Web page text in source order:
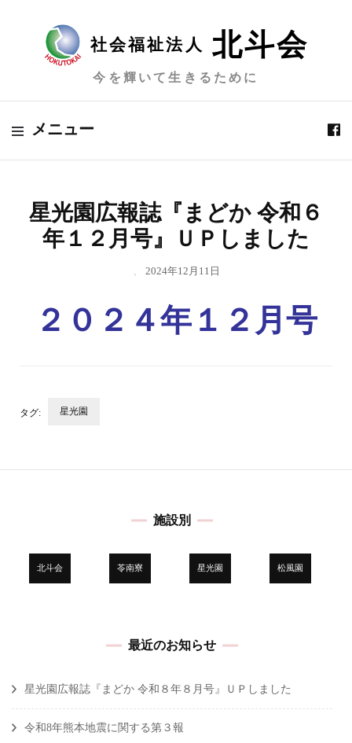
社会福祉法人 北斗会
今を輝いて生きるために
メニュー
星光園広報誌『まどか 令和６
年１２月号』ＵＰしました
2024年12月11日
２０２４年１２月号
タグ: 星光園
ー
シ
施設別
北斗会 苓南寮 星光園 松風園
最近のお知らせ
星光園広報誌『まどか 令和８年８月号』ＵＰしました
令和8年熊本地震に関する第３報